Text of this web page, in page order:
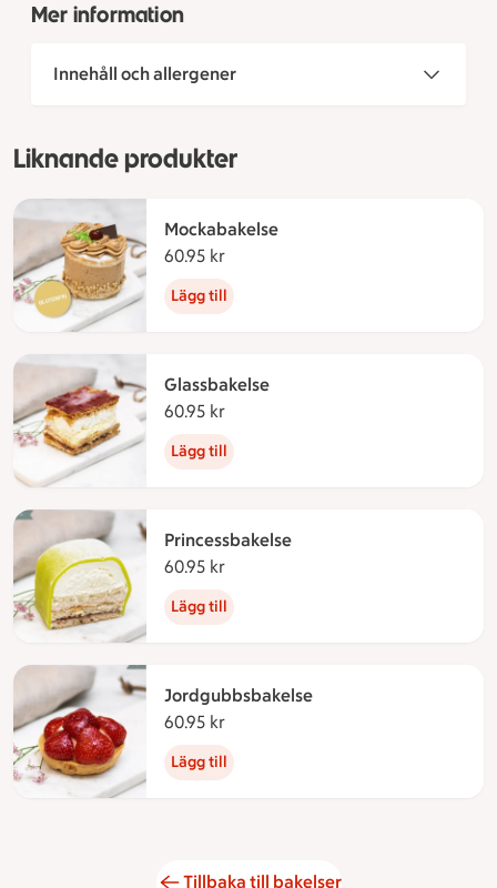
Mer information
Innehåll och allergener
Liknande produkter
Mockabakelse
60.95 kr
Lägg till
Glassbakelse
60.95 kr
Lägg till
Princessbakelse
60.95 kr
Lägg till
Jordgubbsbakelse
60.95 kr
Lägg till
Tillbaka till bakelser